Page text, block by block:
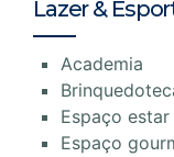
Lazer &
Academia
Espaço estar
Espaço